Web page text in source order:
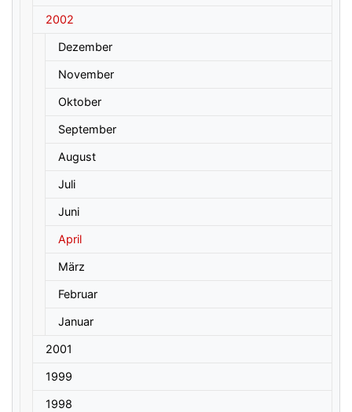
2002
Dezember
November
Oktober
September
August
Juli
Juni
April
März
Februar
Januar
2001
1999
1998